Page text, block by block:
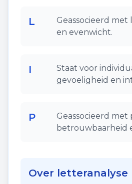
L
Geassocieerd met
en evenwicht.
I
Staat voor
gevoeligheid en
P
Geassocieerd met
betrouwbaarheid
Over letteranalyse